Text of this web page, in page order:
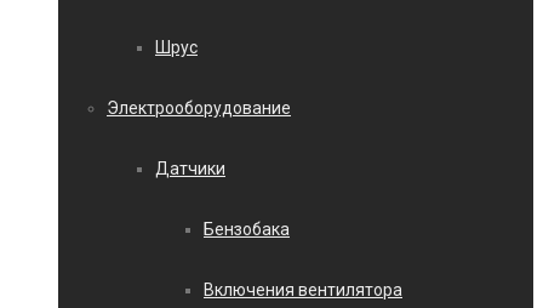
Шрус
Электрооборудование
Датчики
Бензобака
Включения вентилятора